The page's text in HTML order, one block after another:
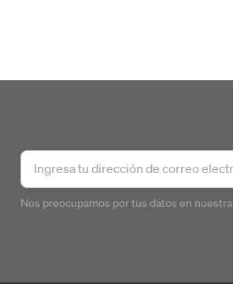
Nos preocupamos por tus datos en nuestra